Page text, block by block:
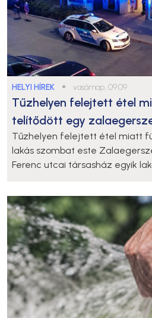
HELYI HÍREK ● vasárnap, 09:09
Tűzhelyen felejtett étel
telítődött egy
Tűzhelyen felejtett étel miatt
lakás szombat este
Ferenc utcai társasház egyik